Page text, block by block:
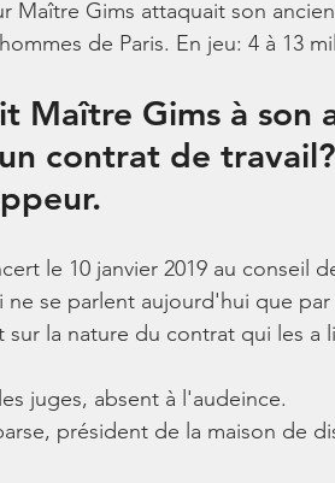
Maître Gims attaquait son
de Paris. En jeu: 4 à 13
Maître Gims à son
contrat de travail?
le 10 janvier 2019 au conseil
se parlent aujourd'hui que
sur la nature du contrat qui les a
juges, absent à l'audeince.
président de la maison de